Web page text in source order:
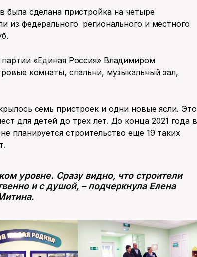
была сделана пристройка на четыре
из федерального, регионального и местного
«Единая Россия» Владимиром
комнаты, спальни, музыкальный зал,
семь пристроек и одни новые ясли. Это
для детей до трех лет. До конца 2021 года в
планируется строительство еще 19 таких
уровне. Сразу видно, что строители
и с душой, – подчеркнула Елена